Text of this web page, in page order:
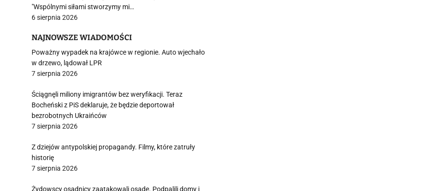
"Wspólnymi siłami stworzymy mi…
6 sierpnia 2026
NAJNOWSZE WIADOMOŚCI
Poważny wypadek na krajówce w regionie. Auto wjechało
w drzewo, lądował LPR
7 sierpnia 2026
Ściągnęli miliony imigrantów bez weryfikacji. Teraz
Bocheński z PiS deklaruje, że będzie deportował
bezrobotnych Ukraińców
7 sierpnia 2026
Z dziejów antypolskiej propagandy. Filmy, które zatruły
historię
7 sierpnia 2026
Żydowscy osadnicy zaatakowali osadę. Podpalili domy i